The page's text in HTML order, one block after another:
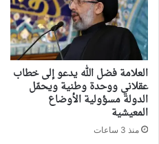
العلامة فضل الله يدعو إلى خطاب
عقلاني ووحدة وطنية ويحمّل
الدولة مسؤولية الأوضاع
المعيشية
منذ 3 ساعات